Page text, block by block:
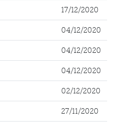
17/12/2020
04/12/2020
04/12/2020
04/12/2020
02/12/2020
27/11/2020